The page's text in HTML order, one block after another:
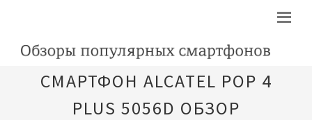
СМАРТФОН ALCATEL POP 4
PLUS 5056D ОБЗОР